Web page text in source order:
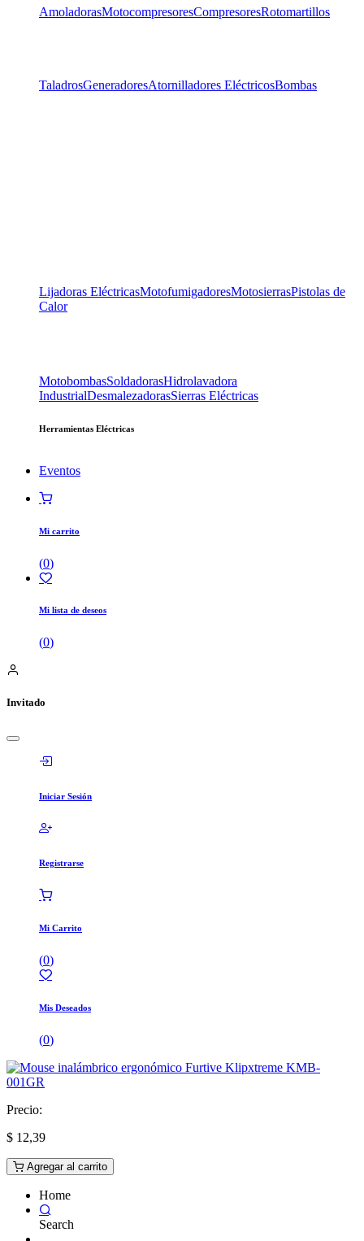
AmoladorasMotocompresoresCompresoresRotomartillos
TaladrosGeneradoresAtornilladores EléctricosBombas
Lijadoras EléctricasMotofumigadoresMotosierrasPistolas de
Calor
MotobombasSoldadorasHidrolavadora
IndustrialDesmalezadorasSierras Eléctricas
Herramientas Eléctricas
Eventos
Mi carrito
(0)
Mi lista de deseos
(0)
Invitado
Iniciar Sesión
Registrarse
Mi Carrito
(0)
Mis Deseados
(0)
Precio:
$ 12,39
Agregar al carrito
Home
Search